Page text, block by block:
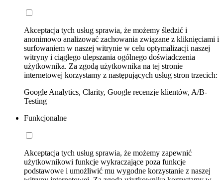
Akceptacja tych usług sprawia, że możemy śledzić i
anonimowo analizować zachowania związane z kliknięciami i
surfowaniem w naszej witrynie w celu optymalizacji naszej
witryny i ciągłego ulepszania ogólnego doświadczenia
użytkownika. Za zgodą użytkownika na tej stronie
internetowej korzystamy z następujących usług stron trzecich:
Google Analytics, Clarity, Google recenzje klientów, A/B-
Testing
Funkcjonalne
Akceptacja tych usług sprawia, że możemy zapewnić
użytkownikowi funkcje wykraczające poza funkcje
podstawowe i umożliwić mu wygodne korzystanie z naszej